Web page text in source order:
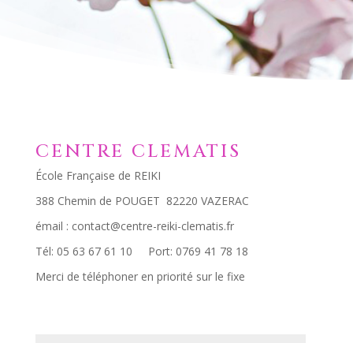
CENTRE CLEMATIS
École Française de REIKI
388 Chemin de POUGET 82220 VAZERAC
émail : contact@centre-reiki-clematis.fr
Tél: 05 63 67 61 10 Port: 0769 41 78 18
Merci de téléphoner en priorité sur le fixe